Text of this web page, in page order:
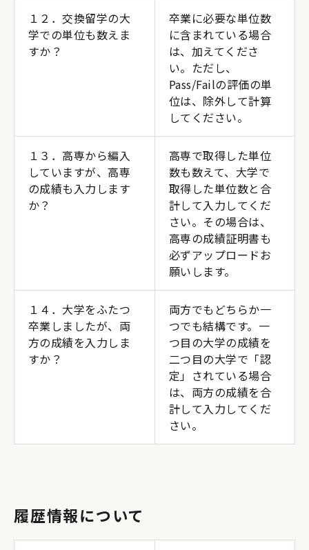
１２．交換留学の大
学での単位も数えま
すか？
卒業に必要な単位数
に含まれている場合
は、加えてくださ
い。ただし、
Pass/Failの評価の単
位は、除外して計算
してください。
１３．高専から編入
していますが、高専
の成績も入力します
か？
高専で取得した単位
数も数えて、大学で
取得した単位数と合
計して入力してくだ
さい。その場合は、
高専の成績証明書も
必ずアップロードお
願いします。
１４．大学をふたつ
卒業しましたが、両
方の成績を入力しま
すか？
両方でもどちらか一
つでも結構です。一
つ目の大学の成績を
二つ目の大学で「認
定」されている場合
は、両方の成績を合
計して入力してくだ
さい。
履歴情報について